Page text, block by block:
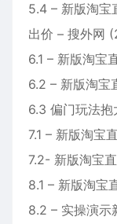
5.4 – 新版淘宝
出价 – 搜外网
6.1 – 新版淘宝
6.2 – 新版淘宝
6.3 偏门玩法
7.1 – 新版淘宝
7.2- 新版淘宝
8.1 – 新版淘宝
8.2 – 实操演示